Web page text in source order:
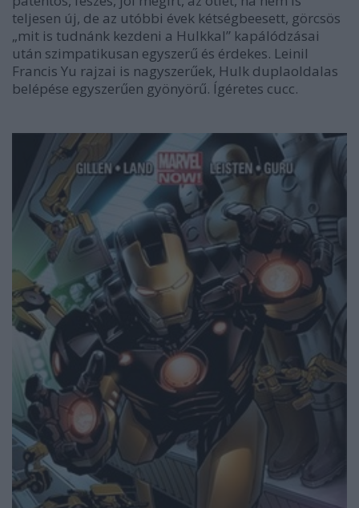
teljesen új, de az utóbbi évek kétségbeesett, görcsös
„mit is tudnánk kezdeni a Hulkkal” kapálódzásai
után szimpatikusan egyszerű és érdekes. Leinil
Francis Yu rajzai is nagyszerűek, Hulk duplaoldalas
belépése egyszerűen gyönyörű. Ígéretes cucc.